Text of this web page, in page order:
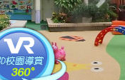
Next